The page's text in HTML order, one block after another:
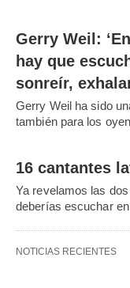
Gerry Weil:
hay que
sonreír,
Gerry Weil ha sido
también para los
16 cantantes
Ya revelamos las
deberías escuchar
NOTICIAS RECIENTES